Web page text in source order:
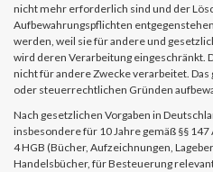
nicht mehr erforderlich sind und der
Aufbewahrungspflichten
werden, weil sie für andere und
wird deren Verarbeitung eingeschränkt.
nicht für andere Zwecke verarbeitet. Das
oder steuerrechtlichen Gründen
Nach gesetzlichen Vorgaben in
insbesondere für 10 Jahre gemäß §§ 147
4 HGB (Bücher, Aufzeichnungen,
Handelsbücher, für Besteuerung